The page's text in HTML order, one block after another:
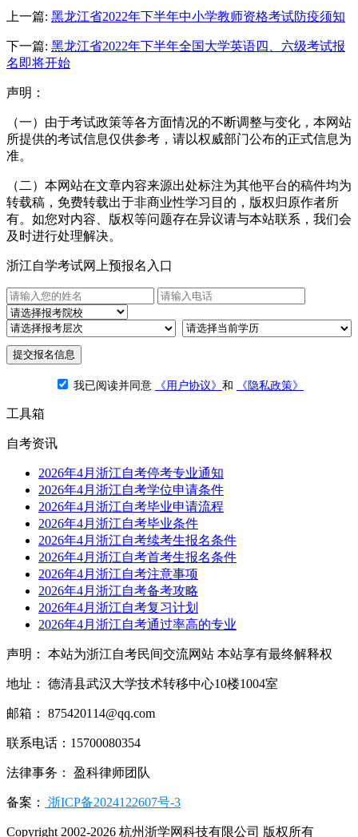
上一篇: 黑龙江省2022年下半年中小学教师资格考试防疫须知
下一篇: 黑龙江省2022年下半年全国大学英语四、六级考试报
名即将开始
声明：
（一）由于考试政策等各方面情况的不断调整与变化，本网站
所提供的考试信息仅供参考，请以权威部门公布的正式信息为
准。
（二）本网站在文章内容来源出处标注为其他平台的稿件均为
转载稿，免费转载出于非商业性学习目的，版权归原作者所
有。如您对内容、版权等问题存在异议请与本站联系，我们会
及时进行处理解决。
浙江自学考试网上预报名入口
提交报名信息
我已阅读并同意 《用户协议》 和 《隐私政策》
工具箱
自考资讯
2026年4月浙江自考停考专业通知
2026年4月浙江自考学位申请条件
2026年4月浙江自考毕业申请流程
2026年4月浙江自考毕业条件
2026年4月浙江自考续考生报名条件
2026年4月浙江自考首考生报名条件
2026年4月浙江自考注意事项
2026年4月浙江自考备考攻略
2026年4月浙江自考复习计划
2026年4月浙江自考通过率高的专业
声明： 本站为浙江自考民间交流网站 本站享有最终解释权
地址： 德清县武汉大学技术转移中心10楼1004室
邮箱： 875420114@qq.com
联系电话：15700080354
法律事务： 盈科律师团队
备案： 浙ICP备2024122607号-3
Copyright 2002-2026 杭州浙学网科技有限公司 版权所有